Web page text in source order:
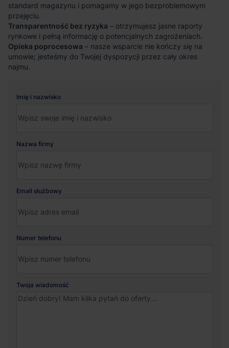
standard magazynu i pomagamy w jego bezproblemowym
przejęciu.
Transparentność bez ryzyka – otrzymujesz jasne raporty
rynkowe i pełną informację o potencjalnych zagrożeniach.
Opieka poprocesowa – nasze wsparcie nie kończy się na
umowie; jesteśmy do Twojej dyspozycji przez cały okres
najmu.
Imię i nazwisko
Nazwa firmy
Email służbowy
Numer telefonu
Twoja wiadomość